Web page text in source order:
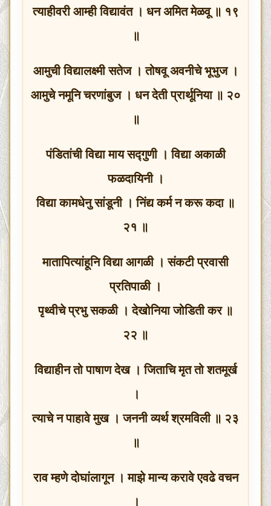
त्याहीवरी आम्ही विद्यावंत । धन अमित मेळवू ॥ १९
॥
आमुची विद्यालक्ष्मी सतेज । तोषवू अवनीचे भूभुज ।
आमुचे नमूनि चरणांबुज । धन देती प्रार्थूनिया ॥ २०
॥
पंडितांची विद्या माय सद्गुणी । विद्या अकाळी
फळदायिनी ।
विद्या कामधेनु सांडूनी । निंद्य कर्म न करू कदा ॥
२१ ॥
मातापित्यांहूनि विद्या आगळी । संकटी प्रवासी
प्रतिपाळी ।
पृथ्वीचे प्रभु सकळी । देखोनिया जोडिती कर ॥
२२ ॥
विद्याहीन तो पाषाण देख । जिताचि मृत तो शतमूर्ख
।
त्याचे न पाहावे मुख । जननी व्यर्थ श्रमविली ॥ २३
॥
राव म्हणे दोघांलागून । माझे मान्य करावे एवढे वचन
।